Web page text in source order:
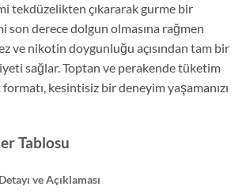
tekdüzelikten çıkararak gurme bir
son derece dolgun olmasına rağmen
ve nikotin doygunluğu açısından tam bir
sağlar. Toptan ve perakende tüketim
kesintisiz bir deneyim yaşamanızı
Tablosu
ve Açıklaması